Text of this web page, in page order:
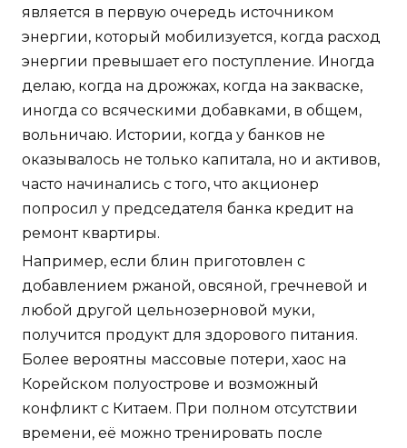
является в первую очередь источником
энергии, который мобилизуется, когда расход
энергии превышает его поступление. Иногда
делаю, когда на дрожжах, когда на закваске,
иногда со всяческими добавками, в общем,
вольничаю. Истории, когда у банков не
оказывалось не только капитала, но и активов,
часто начинались с того, что акционер
попросил у председателя банка кредит на
ремонт квартиры.
Например, если блин приготовлен с
добавлением ржаной, овсяной, гречневой и
любой другой цельнозерновой муки,
получится продукт для здорового питания.
Более вероятны массовые потери, хаос на
Корейском полуострове и возможный
конфликт с Китаем. При полном отсутствии
времени, её можно тренировать после